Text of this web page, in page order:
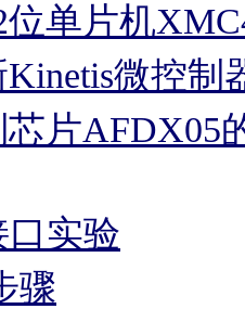
单片机
微控制
片AFDX05
实验
骤